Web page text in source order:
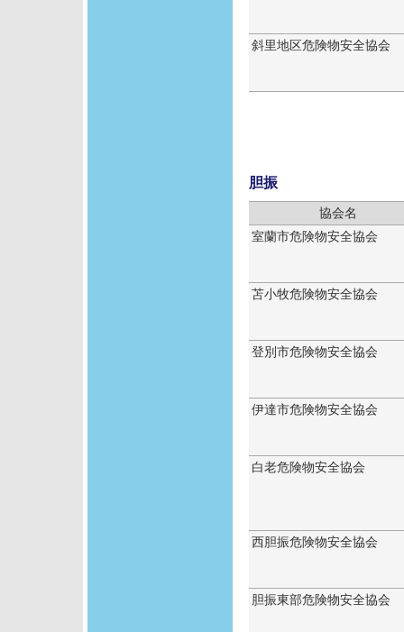
斜里地区危険物安全協会
胆振
協会名
室蘭市危険物安全協会
苫小牧危険物安全協会
登別市危険物安全協会
伊達市危険物安全協会
白老危険物安全協会
西胆振危険物安全協会
胆振東部危険物安全協会